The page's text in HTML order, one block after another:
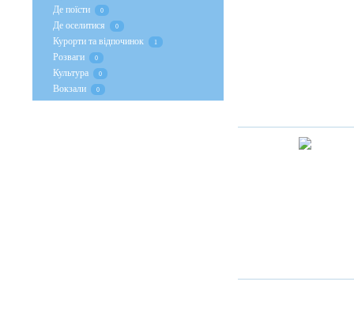
Де поїсти 0
Де оселитися 0
Курорти та відпочинок 1
Розваги 0
Культура 0
Вокзали 0